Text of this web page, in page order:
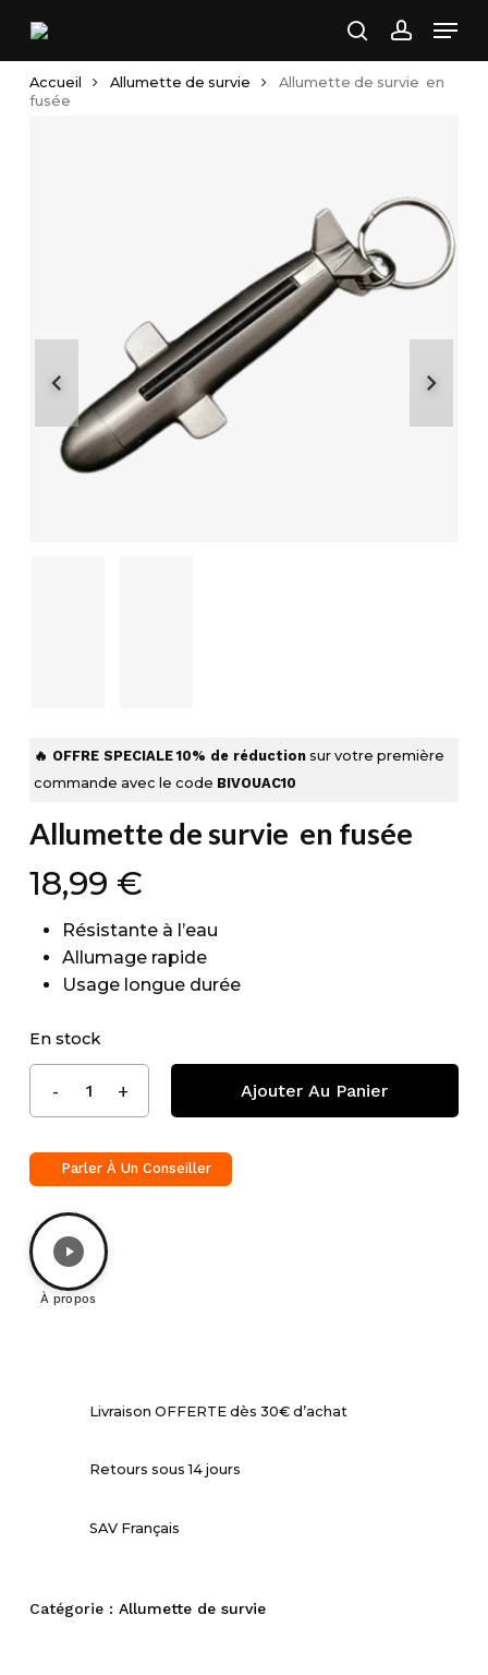
main
content
search
Accueil Allumette de survie
Allumette de survie en
fusée
🔥 OFFRE SPECIALE 10% de réduction sur votre première
commande avec le code BIVOUAC10
Allumette de survie en fusée
18,99 €
Résistante à l’eau
Allumage rapide
Usage longue durée
En stock
Ajouter Au Panier
Parler À Un Conseiller
À propos
Livraison OFFERTE dès 30€ d’achat
Retours sous 14 jours
SAV Français
Catégorie : Allumette de survie